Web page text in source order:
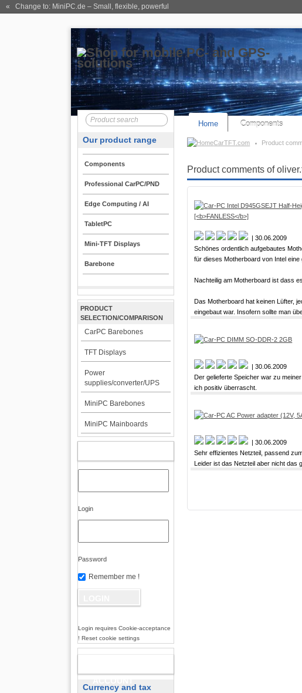
« Change to: MiniPC.de – Small, flexible, powerful
Home Components
CarTFT.com Product
Our product range
Components
Professional CarPC/PND
Edge Computing / AI
TabletPC
Mini-TFT Displays
Barebone
PRODUCT
SELECTION/COMPARISON
CarPC Barebones
TFT Displays
Power
supplies/converter/UPS
MiniPC Barebones
MiniPC Mainboards
Login
Password
Remember me !
Login requires Cookie-acceptance
! Reset cookie settings
Currency and tax
Product comments of
| 30.06.2009
Schönes ordentlich aufgebautes
für dieses Motherboard von Intel
Nachteilig am Motherboard ist dass
Das Motherboard hat keinen Lüfter,
eingebaut war. Insofern sollte man
| 30.06.2009
Der gelieferte Speicher war zu
ich positiv überrascht.
| 30.06.2009
Sehr effizientes Netzteil, passend
Leider ist das Netzteil aber nicht das